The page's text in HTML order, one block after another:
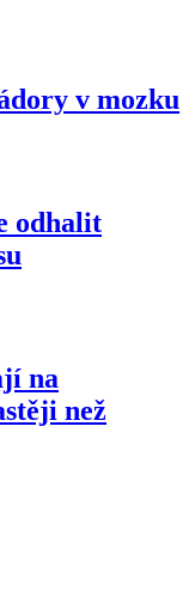
v mozku
odhalit
na
než